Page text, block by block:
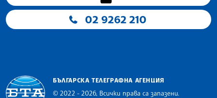
02 9262 210
БЪЛГАРСКА ТЕЛЕГРАФНА АГЕНЦИЯ
© 2022 - 2026, Всички права са запазени.